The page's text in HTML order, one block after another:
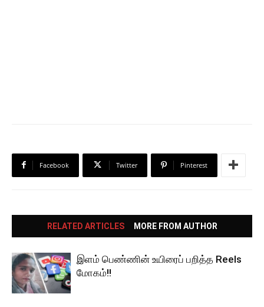
Facebook Twitter Pinterest
RELATED ARTICLES MORE FROM AUTHOR
இளம் பெண்ணின் உயிரைப் பறித்த Reels
மோகம்!!